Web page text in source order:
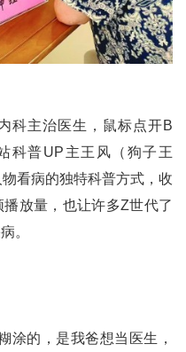
主治医生，鼠标点开B
科普UP主王风（狗子王
看病的独特科普方式，收
放量，也让许多Z世代了
。
的，是我爸想当医生，